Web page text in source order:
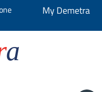
My Demetra
a